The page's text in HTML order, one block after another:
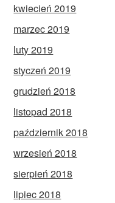
kwiecień 2019
marzec 2019
luty 2019
styczeń 2019
grudzień 2018
listopad 2018
październik 2018
wrzesień 2018
sierpień 2018
lipiec 2018